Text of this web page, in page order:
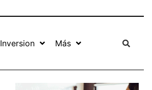
Inversion Más